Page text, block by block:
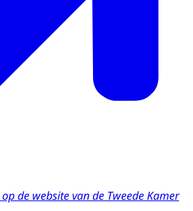
de website van de Tweede Kamer